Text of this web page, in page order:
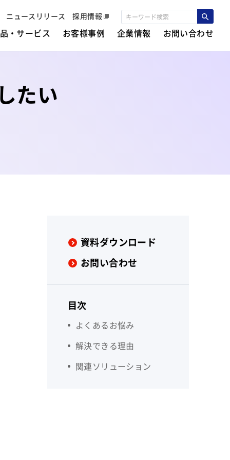
ニュースリリース 採用情報
・サービス お客様事例 企業情報 お問い合わせ
たい
資料ダウンロード
お問い合わせ
目次
よくあるお悩み
解決できる理由
関連ソリューション